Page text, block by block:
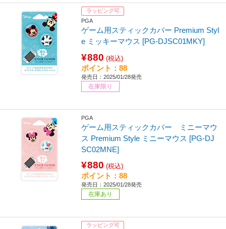
ラッピング可
PGA
ゲーム用スティックカバー Premium Styl
e ミッキーマウス [PG-DJSC01MKY]
¥880 (税込)
ポイント：88
発売日：2025/01/28発売
在庫限り
PGA
ゲーム用スティックカバー ミニーマウ
ス Premium Style ミニーマウス [PG-DJ
SC02MNE]
¥880 (税込)
ポイント：88
発売日：2025/01/28発売
在庫あり
ラッピング可